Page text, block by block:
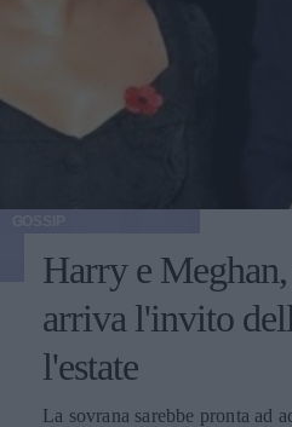
Harry e
arriva l'invito
l'estate
La sovrana sarebbe pronta ad